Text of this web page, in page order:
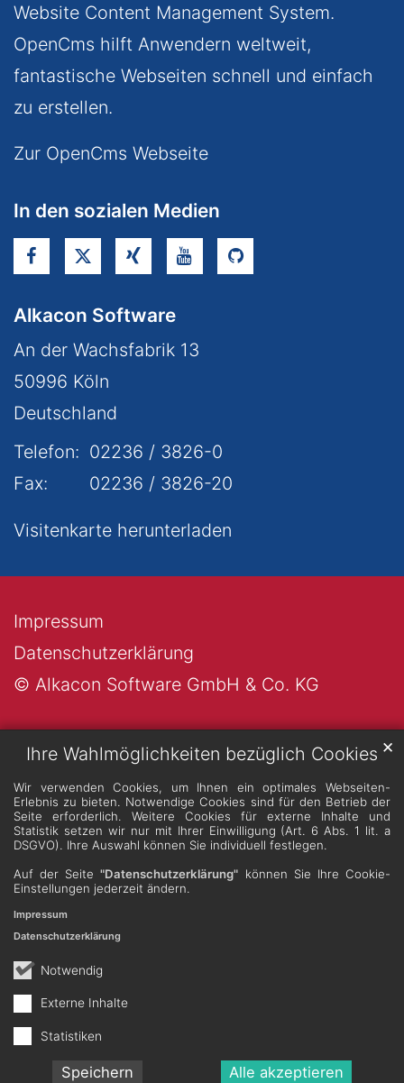
Ihre Wahlmöglichkeiten bezüglich Cookies
Wir verwenden Cookies, um Ihnen ein optimales Webseiten-
Erlebnis zu bieten. Notwendige Cookies sind für den Betrieb der
Seite erforderlich. Weitere Cookies für externe Inhalte und
Statistik setzen wir nur mit Ihrer Einwilligung (Art. 6 Abs. 1 lit. a
DSGVO). Ihre Auswahl können Sie individuell festlegen.
Auf der Seite"Datenschutzerklärung" können Sie Ihre Cookie-
Einstellungen jederzeit ändern.
Notwendig
Externe Inhalte
Statistiken
Speichern Alle akzeptieren
✕
Impressum
Datenschutzerklärung
Website Content Management System.
OpenCms hilft Anwendern weltweit,
fantastische Webseiten schnell und einfach
zu erstellen.
Zur OpenCms Webseite
In den sozialen Medien
Alkacon Software
An der Wachsfabrik 13
50996 Köln
Deutschland
Telefon: 02236 / 3826-0
Fax:
02236 / 3826-20
Visitenkarte herunterladen
© Alkacon Software GmbH & Co. KG
Datenschutzerklärung
Impressum